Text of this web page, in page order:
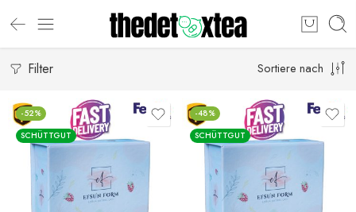
Filter Sortiere nach
-52%
SCHÜTTGUT
-48%
SCHÜTTGUT